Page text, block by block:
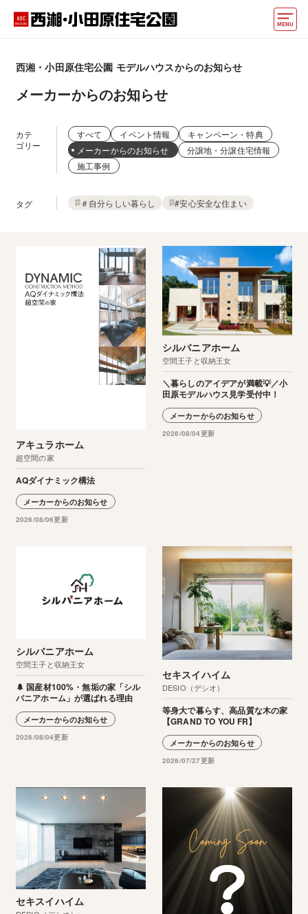
住宅会社・ハウスメーカー
アクセス
好みからモデルハウスを探す
住まいづくりお役立ち情報
マイページ アカウント登録
西湘・小田原住宅公園 モデルハウスからのお知らせ
メーカーからのお知らせ
カテ
ゴリー
すべて イベント情報
キャンペーン・特典
メーカーからのお知らせ
分譲地・分譲住宅情報
施工事例
タグ ＃自分らしい暮らし #安心安全な住まい
アキュラホーム
超空間の家
AQダイナミック構法
メーカーからのお知らせ
2026/08/06更新
シルバニアホーム
空間王子と収納王女
＼暮らしのアイデアが満載💡／小
田原モデルハウス見学受付中！
メーカーからのお知らせ
2026/08/04更新
シルバニアホーム
空間王子と収納王女
🌲 国産材100%・無垢の家「シル
バニアホーム」が選ばれる理由
メーカーからのお知らせ
2026/08/04更新
セキスイハイム
DESIO（デシオ）
等身大で暮らす、高品質な木の家
【GRAND TO YOU FR】
メーカーからのお知らせ
2026/07/27更新
セキスイハイム